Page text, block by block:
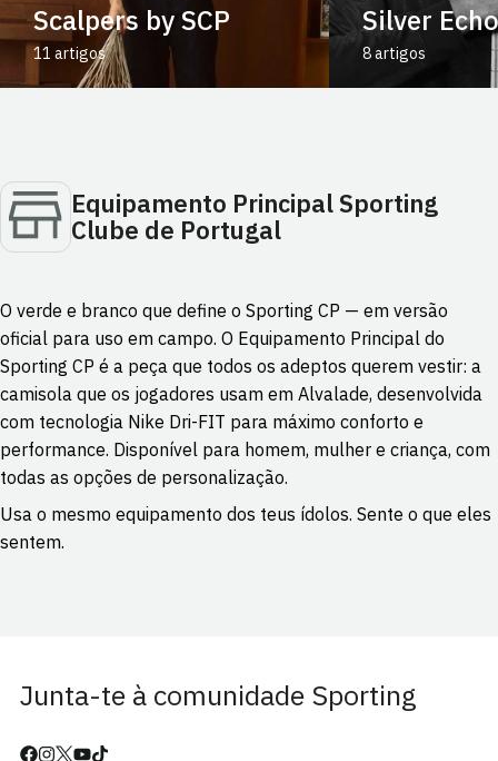
Scalpers by SCP
11 artigos
Silver Echo
8 artigos
Equipamento Principal Sporting
Clube de Portugal
O verde e branco que define o Sporting CP — em versão
oficial para uso em campo. O Equipamento Principal do
Sporting CP é a peça que todos os adeptos querem vestir: a
camisola que os jogadores usam em Alvalade, desenvolvida
com tecnologia Nike Dri-FIT para máximo conforto e
performance. Disponível para homem, mulher e criança, com
todas as opções de personalização.
Usa o mesmo equipamento dos teus ídolos. Sente o que eles
sentem.
Junta-te à comunidade Sporting